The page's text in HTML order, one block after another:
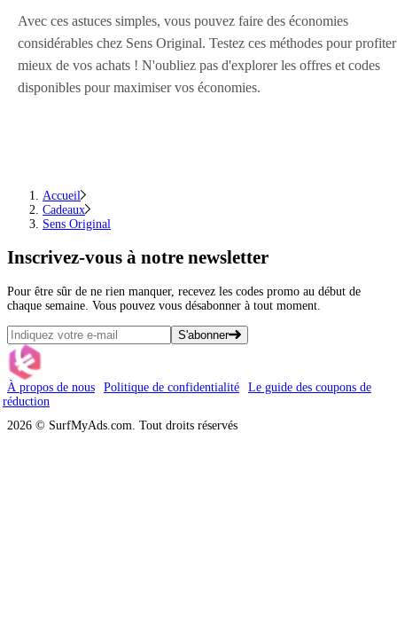
Avec ces astuces simples, vous pouvez faire des économies
considérables chez Sens Original. Testez ces méthodes pour
mieux de vos achats ! N'oubliez pas d'explorer les offres et codes
disponibles pour maximiser vos économies.
Accueil
Cadeaux
Sens Original
Inscrivez-vous à notre newsletter
Pour être sûr de ne rien manquer, recevez les codes promo au début de
chaque semaine. Vous pouvez vous désabonner à tout moment.
S'abonner
À propos de nous Politique de confidentialité
Le guide des coupons de
réduction
2026 © SurfMyAds.com. Tout droits réservés